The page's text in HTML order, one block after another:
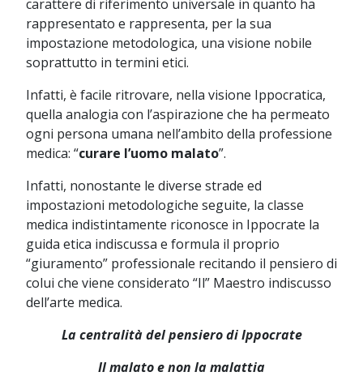
carattere di riferimento universale in quanto ha
rappresentato e rappresenta, per la sua
impostazione metodologica, una visione nobile
soprattutto in termini etici.
Infatti, è facile ritrovare, nella visione Ippocratica,
quella analogia con l’aspirazione che ha permeato
ogni persona umana nell’ambito della professione
medica: “curare l’uomo malato”.
Infatti, nonostante le diverse strade ed
impostazioni metodologiche seguite, la classe
medica indistintamente riconosce in Ippocrate la
guida etica indiscussa e formula il proprio
“giuramento” professionale recitando il pensiero di
colui che viene considerato “Il” Maestro indiscusso
dell’arte medica.
La centralità del pensiero di Ippocrate
Il malato e non la malattia